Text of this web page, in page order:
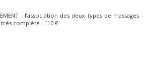
: l’association des deux types de massages
complète : 110 €